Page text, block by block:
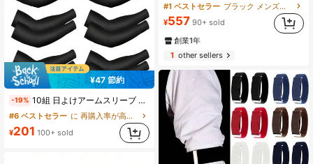
¥47 節約
-19% 10組 日よけアームスリーブ メンズ 作業用 クーリング コンプレッション タトゥーカバー アップ スリーブ サイクリング フィッシング アームカバー フェイクタトゥー アームウォーマー 秋服 ハロウィンコスチューム ブラックアームスリーブ メンズギフト
#6 ベストセラー
に 再購入率が高い メンズグローブ
¥201 100+ sold
#1 ベストセラー
ブラック メンズフルフィンガーグローブ
¥557 90+ sold
創業1年
1other sellers